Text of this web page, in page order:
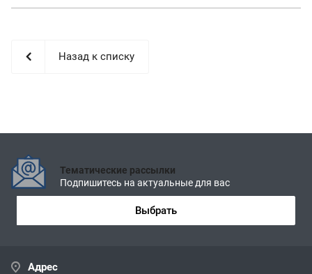
Назад к списку
Тематические рассылки
Подпишитесь на актуальные для вас
Выбрать
Адрес